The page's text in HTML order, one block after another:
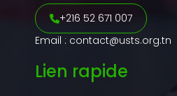
+216 52 671 007
Email : contact@usts.org.tn
Lien rapide